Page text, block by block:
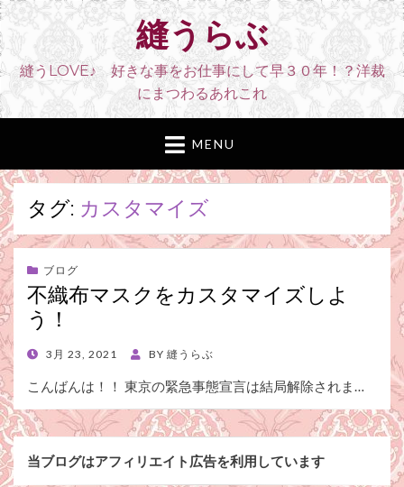
縫うらぶ
縫うLOVE♪ 好きな事をお仕事にして早３０年！？洋裁
にまつわるあれこれ
MENU
タグ: カスタマイズ
ブログ
不織布マスクをカスタマイズしよ
う！
POSTED
3月 23, 2021 BY 縫うらぶ
こんばんは！！ 東京の緊急事態宣言は結局解除されま…
当ブログはアフィリエイト広告を利用しています